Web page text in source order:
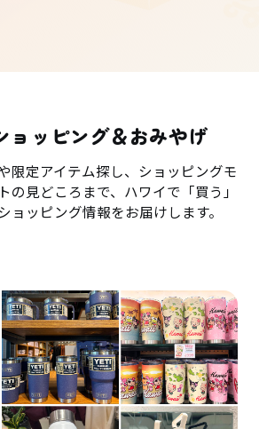
ョッピング＆おみやげ
限定アイテム探し、ショッピングモ
の見どころまで、ハワイで「買う」
ョッピング情報をお届けします。